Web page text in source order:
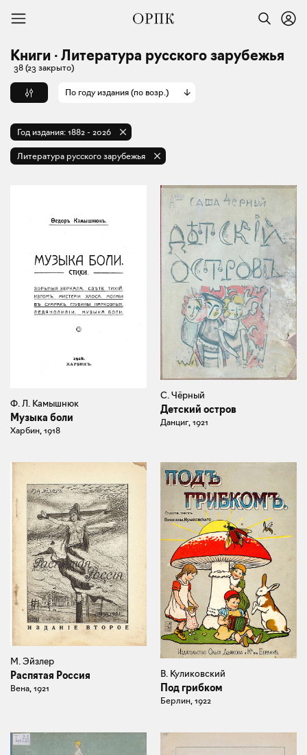
Книги · Литература русского зарубежья
38 (23 закрыто)
По году издания (по возр.)
Год издания: 1882 - 2026
Литература русского зарубежья
Ф. Л. Камышнюк
Музыка боли
Харбин, 1918
С. Чёрный
Детский остров
Данциг, 1921
М. Эйзлер
Распятая Россия
Вена, 1921
В. Куликовский
Под грибком
Берлин, 1922